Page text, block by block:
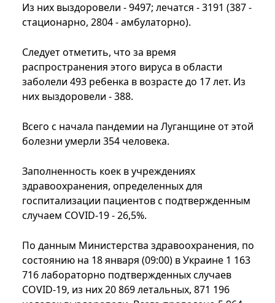
Из них выздоровели - 9497; лечатся - 3191 (387 -
стационарно, 2804 - амбулаторно).
Следует отметить, что за время
распространения этого вируса в области
заболели 493 ребенка в возрасте до 17 лет. Из
них выздоровели - 388.
Всего с начала пандемии на Луганщине от этой
болезни умерли 354 человека.
Заполненность коек в учреждениях
здравоохранения, определенных для
госпитализации пациентов с подтвержденным
случаем COVID-19 - 26,5%.
По данным Министерства здравоохранения, по
состоянию на 18 января (09:00) в Украине 1 163
716 лабораторно подтвержденных случаев
COVID-19, из них 20 869 летальных, 871 196